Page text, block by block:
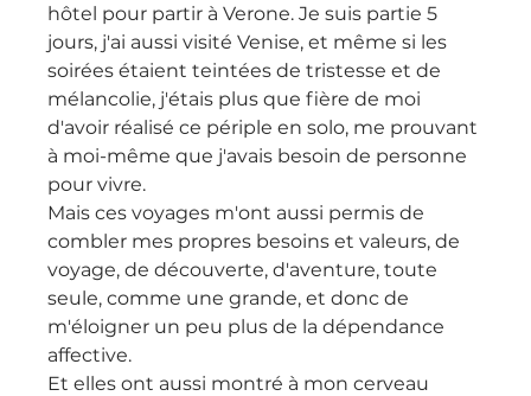
hôtel pour partir à Verone. Je suis partie 5
jours, j'ai aussi visité Venise, et même si les
soirées étaient teintées de tristesse et de
mélancolie, j'étais plus que fière de moi
d'avoir réalisé ce périple en solo, me prouvant
à moi-même que j'avais besoin de personne
pour vivre.
Mais ces voyages m'ont aussi permis de
combler mes propres besoins et valeurs, de
voyage, de découverte, d'aventure, toute
seule, comme une grande, et donc de
m'éloigner un peu plus de la dépendance
affective.
Et elles ont aussi montré à mon cerveau